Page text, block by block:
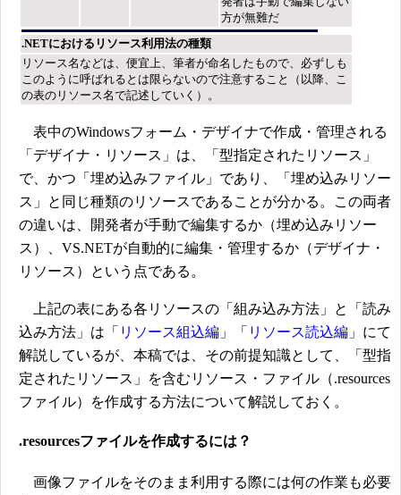
方が無難だ
.NETにおけるリソース利用法の種類
リソース名などは、便宜上、筆者が命名したもので、必ずしも
このように呼ばれるとは限らないので注意すること（以降、こ
の表のリソース名で記述していく）。
表中のWindowsフォーム・デザイナで作成・管理される
「デザイナ・リソース」は、「型指定されたリソース」
で、かつ「埋め込みファイル」であり、「埋め込みリソー
ス」と同じ種類のリソースであることが分かる。この両者
の違いは、開発者が手動で編集するか（埋め込みリソー
ス）、VS.NETが自動的に編集・管理するか（デザイナ・
リソース）という点である。
上記の表にある各リソースの「組み込み方法」と「読み
込み方法」は「 リソース組込編 」「 リソース読込編 」にて
解説しているが、本稿では、その前提知識として、「型指
定されたリソース」を含むリソース・ファイル（.resources
ファイル）を作成する方法について解説しておく。
.resourcesファイルを作成するには？
画像ファイルをそのまま利用する際には何の作業も必要